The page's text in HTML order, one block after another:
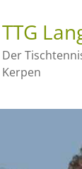
TTG
Der
Kerpen